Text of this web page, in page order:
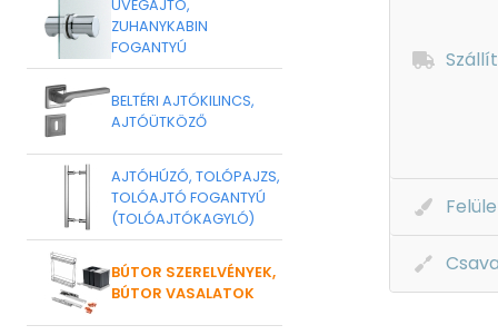
ÜVEGAJTÓ,
ZUHANYKABIN
FOGANTYÚ
BELTÉRI AJTÓKILINCS,
AJTÓÜTKÖZŐ
AJTÓHÚZÓ, TOLÓPAJZS,
TOLÓAJTÓ FOGANTYÚ
(TOLÓAJTÓKAGYLÓ)
BÚTOR SZERELVÉNYEK,
BÚTOR VASALATOK